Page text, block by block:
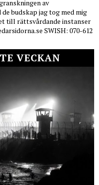
av
budskap jag tog med mig
till rättsvårdande instanser
SWISH: 070-612
VECKAN